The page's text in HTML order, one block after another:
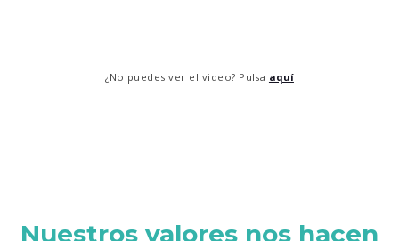
¿No puedes ver el video? Pulsa aquí
Nuestros valores nos hacen